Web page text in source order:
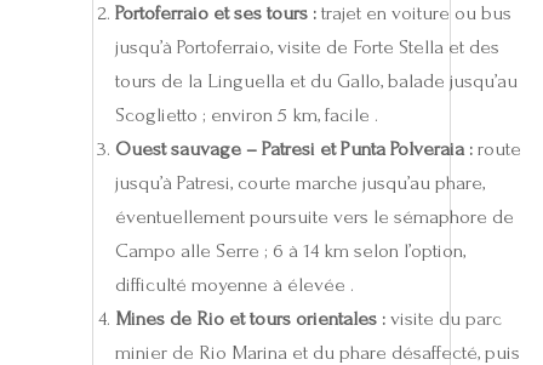
Portoferraio et ses tours : trajet en voiture ou bus
jusqu’à Portoferraio, visite de Forte Stella et des
tours de la Linguella et du Gallo, balade jusqu’au
Scoglietto ; environ 5 km, facile .
Ouest sauvage – Patresi et Punta Polveraia : route
jusqu’à Patresi, courte marche jusqu’au phare,
éventuellement poursuite vers le sémaphore de
Campo alle Serre ; 6 à 14 km selon l’option,
difficulté moyenne à élevée .
Mines de Rio et tours orientales : visite du parc
minier de Rio Marina et du phare désaffecté, puis